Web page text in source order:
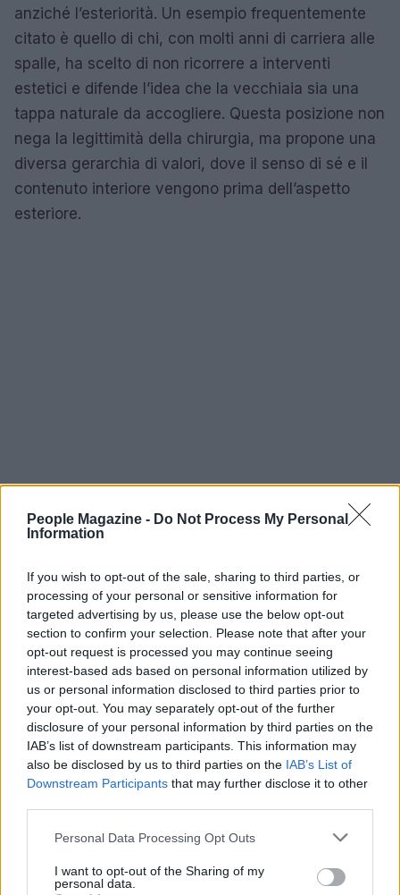
People Magazine - Do Not Process My Personal
Information
If you wish to opt-out of the sale, sharing to third parties, or
processing of your personal or sensitive information for
targeted advertising by us, please use the below opt-out
section to confirm your selection. Please note that after your
opt-out request is processed you may continue seeing
interest-based ads based on personal information utilized by
us or personal information disclosed to third parties prior to
your opt-out. You may separately opt-out of the further
disclosure of your personal information by third parties on the
IAB’s list of downstream participants. This information may
also be disclosed by us to third parties on the IAB’s List of
Downstream Participants that may further disclose it to other
Please note that this website/app uses one or more Google
not limited to your visit or usage behaviour. You may click to
grant or deny consent to Google and its third-party tags to
Personal Data Processing Opt Outs
I want to opt-out of the Sharing of my
personal data.
anziché l’esteriorità. Un esempio frequentemente
citato è quello di chi, con molti anni di carriera alle
spalle, ha scelto di non ricorrere a interventi
estetici e difende l’idea che la vecchiaia sia una
tappa naturale da accogliere. Questa posizione non
nega la legittimità della chirurgia, ma propone una
diversa gerarchia di valori, dove il senso di sé e il
contenuto interiore vengono prima dell’aspetto
esteriore.
responsabilità del pubblico
La vicenda diIlaria Galassirimette al centro la
necessità di distinguere tra critica costruttiva e
attacco personale. La libertà di scegliere cure o
ritocchi estetici riguarda il singolo e la sua
relazione con il proprio corpo; allo stesso tempo,
chi commenta dovrebbe ricordare il confine del
rispetto. Il dibattito non si esaurisce nella vicenda
privata, ma invita a una riflessione più ampia su
bellezza e il diritto di ognuno a decidere senza
subire offese.